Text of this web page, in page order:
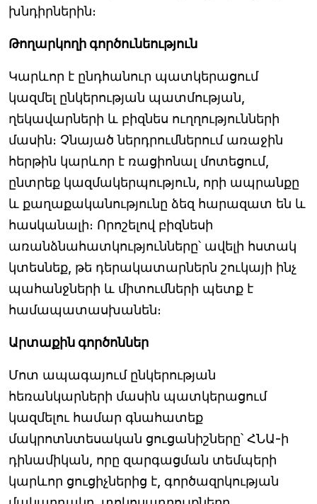
խնդիրներին։
Թողարկողի գործունեություն
Կարևոր է ընդհանուր պատկերացում
կազմել ընկերության պատմության,
ղեկավարների և բիզնես ուղղությունների
մասին։ Չնայած ներդրումներում առաջին
հերթին կարևոր է ռացիոնալ մոտեցում,
ընտրեք կազմակերպություն, որի ապրանքը
և քաղաքականությունը ձեզ հարազատ են և
հասկանալի։ Որոշելով բիզնեսի
առանձնահատկությունները՝ ավելի հստակ
կտեսնեք, թե դերակատարներն շուկայի ինչ
պահանջների և միտումների պետք է
համապատասխանեն։
Արտաքին գործոններ
Մոտ ապագայում ընկերության
հեռանկարների մասին պատկերացում
կազմելու համար գնահատեք
մակրոտնտեսական ցուցանիշները՝ ՀՆԱ-ի
դինամիկան, որը զարգացման տեմպերի
կարևոր ցուցիչներից է, գործազրկության